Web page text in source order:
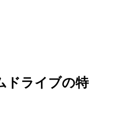
ドライブの特